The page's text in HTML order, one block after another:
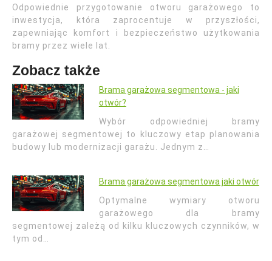
Odpowiednie przygotowanie otworu garażowego to
inwestycja, która zaprocentuje w przyszłości,
zapewniając komfort i bezpieczeństwo użytkowania
bramy przez wiele lat.
Zobacz także
Brama garażowa segmentowa - jaki
otwór?
Wybór odpowiedniej bramy
garażowej segmentowej to kluczowy etap planowania
budowy lub modernizacji garażu. Jednym z…
Brama garażowa segmentowa jaki otwór
Optymalne wymiary otworu
garażowego dla bramy
segmentowej zależą od kilku kluczowych czynników, w
tym od…